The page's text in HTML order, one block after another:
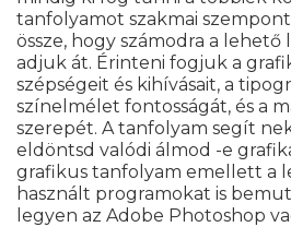
tanfolyamot szakmai
össze, hogy számodra a
adjuk át. Érinteni fogjuk a
szépségeit és kihívásait, a
színelmélet fontosságát, és a
szerepét. A tanfolyam segít
eldöntsd valódi álmod -e
grafikus tanfolyam emellett a
használt programokat is
legyen az Adobe Photoshop